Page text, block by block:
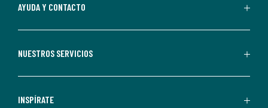
aceptas
comerciales
personalizadas
AYUDA Y CONTACTO
NUESTROS SERVICIOS
INSPÍRATE